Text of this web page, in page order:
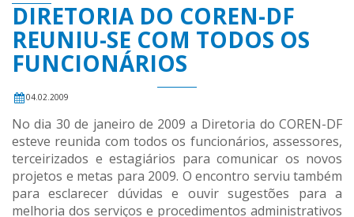
DIRETORIA DO COREN-DF
REUNIU-SE COM TODOS OS
FUNCIONÁRIOS
04.02.2009
No dia 30 de janeiro de 2009 a Diretoria do COREN-DF
esteve reunida com todos os funcionários, assessores,
terceirizados e estagiários para comunicar os novos
projetos e metas para 2009. O encontro serviu também
para esclarecer dúvidas e ouvir sugestões para a
melhoria dos serviços e procedimentos administrativos